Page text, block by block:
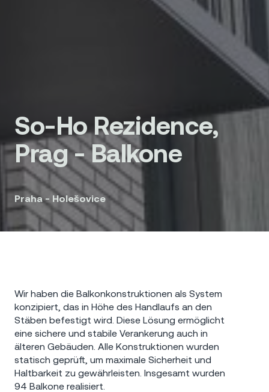
So-Ho Rezidence,
Prag - Balkone
Praha - Holešovice
Wir haben die Balkonkonstruktionen als System
konzipiert, das in Höhe des Handlaufs an den
Stäben befestigt wird. Diese Lösung ermöglicht
eine sichere und stabile Verankerung auch in
älteren Gebäuden. Alle Konstruktionen wurden
statisch geprüft, um maximale Sicherheit und
Haltbarkeit zu gewährleisten. Insgesamt wurden
94 Balkone realisiert.